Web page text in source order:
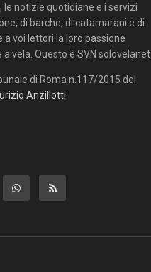
le notizie quotidiane e i servizi
di barche, di catamarani e di
voi lettori la loro passione
vela. Questo è SVN solovelanet.
di Roma n.117/2015 del
Anzillotti